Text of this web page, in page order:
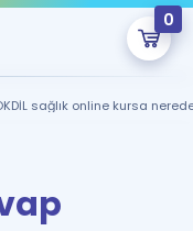
0
onlarca eğitim seni
sağlık online kursa